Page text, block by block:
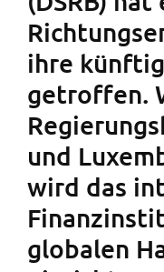
ihre
getroffen.
und
wird das
globalen